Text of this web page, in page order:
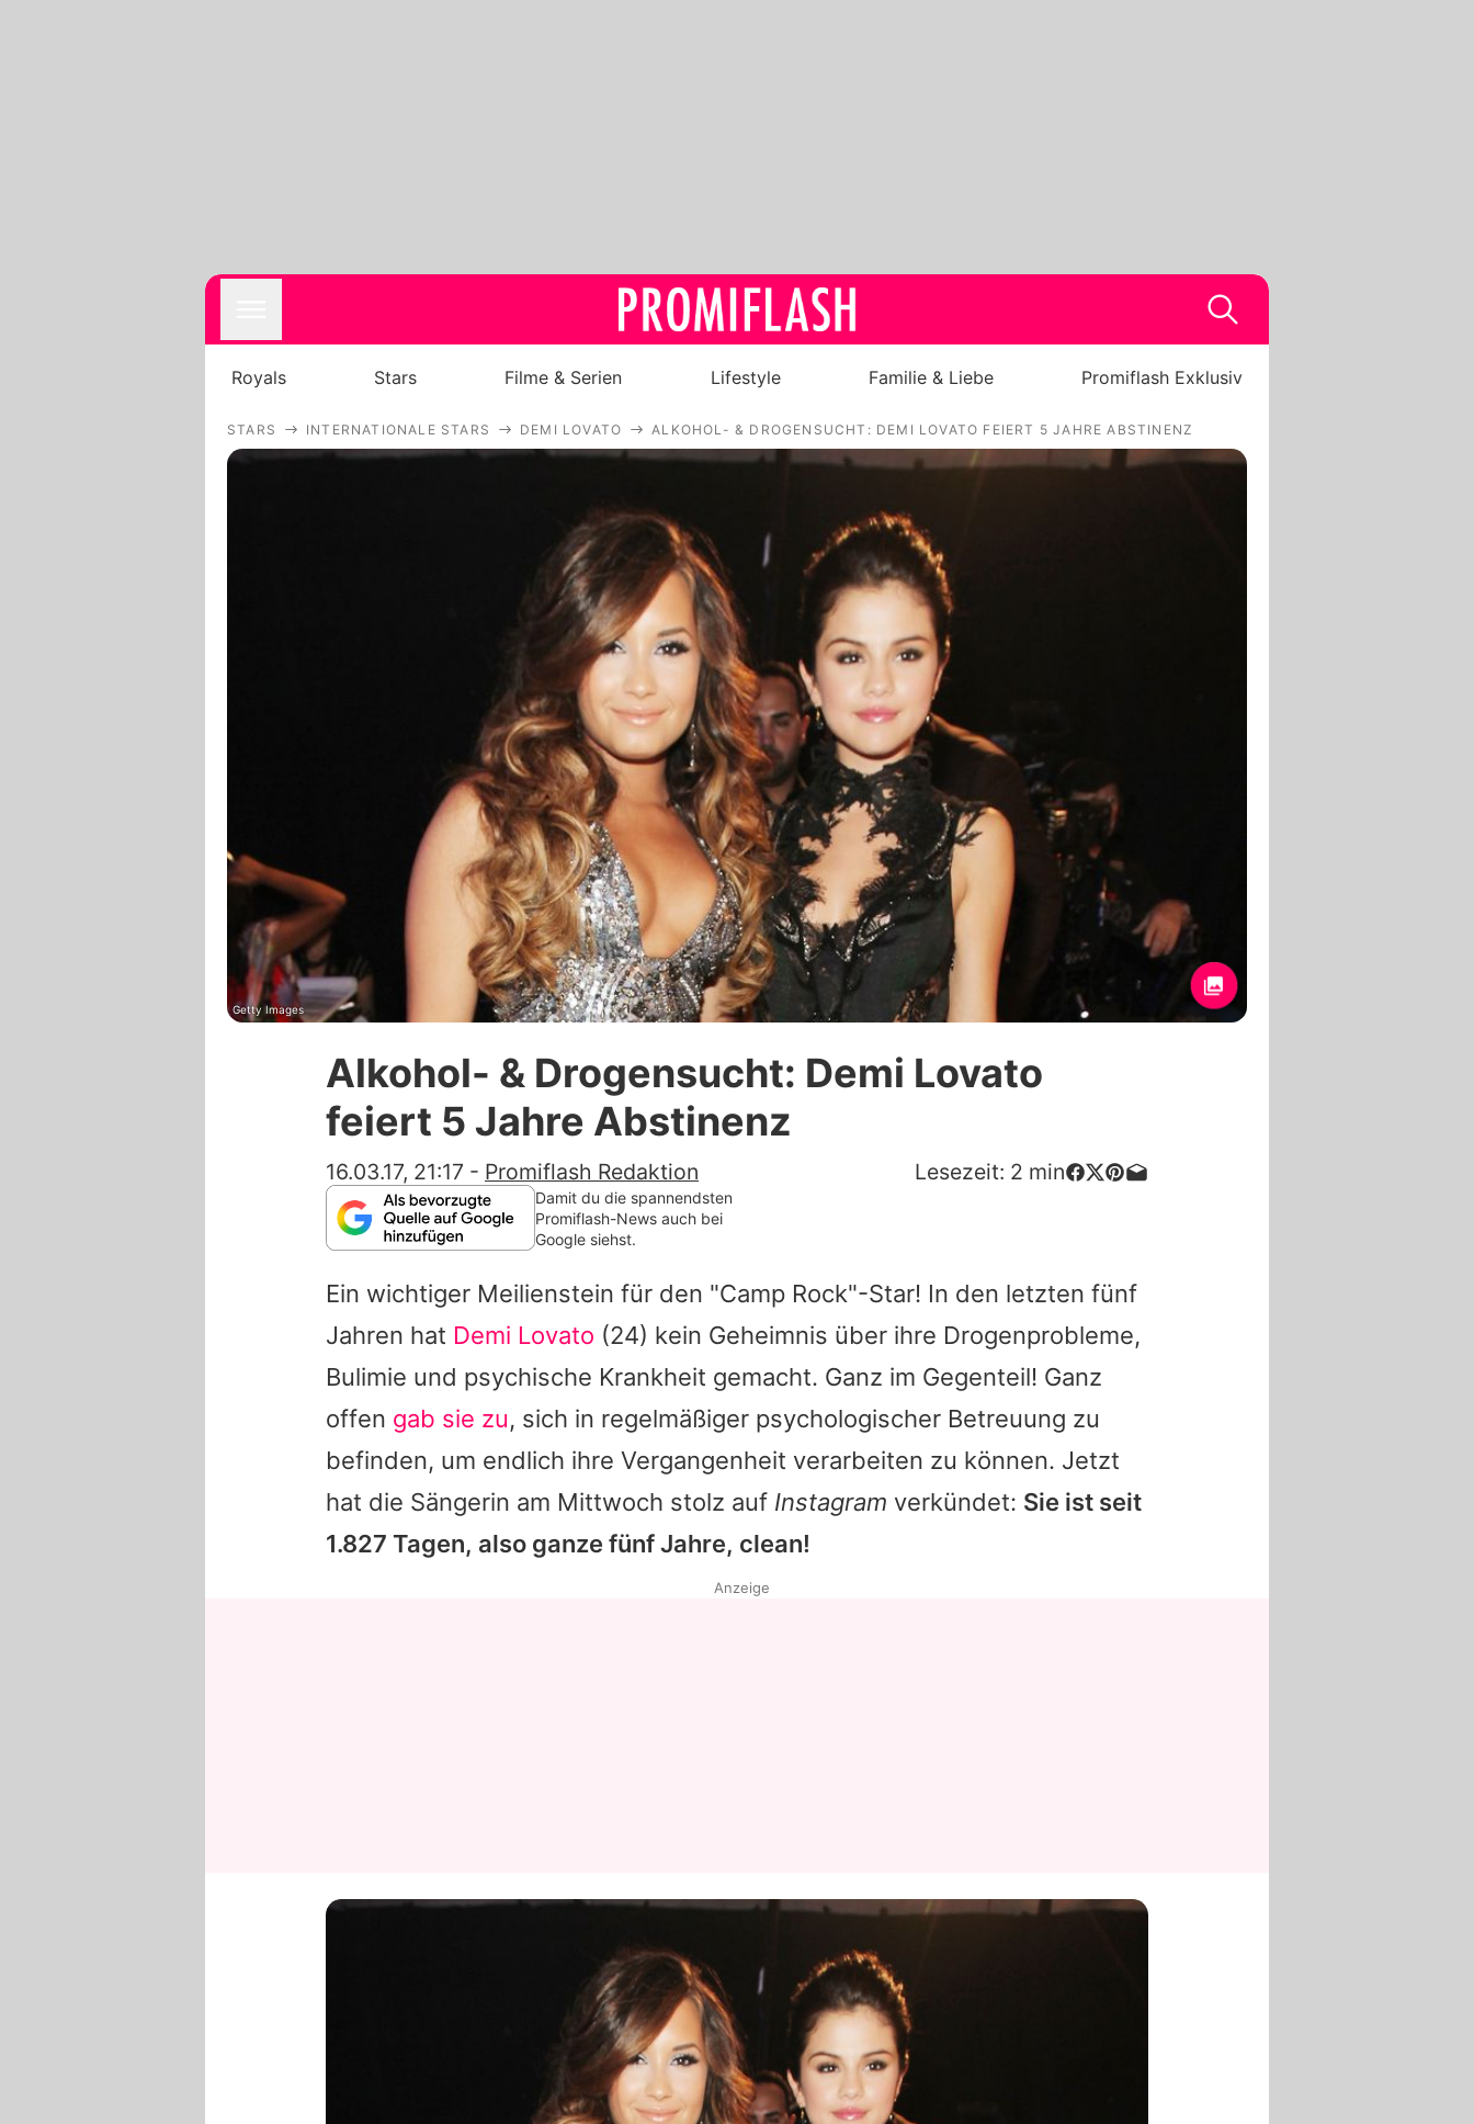
Royals
Filme & Serien
Lifestyle
Familie & Liebe
Promiflash Exklusiv
Alle Themen auf Promiflash
Jobs
App runterladen
Team
Redaktionelle Richtlinien
Impressum
Datenschutzerklärung
Nutzungsbedingungen
Utiq verwalten
Royals Stars Filme & Serien Lifestyle Familie & Liebe Promiflash Exklusiv
STARS INTERNATIONALE STARS DEMI LOVATO ALKOHOL- & DROGENSUCHT: DEMI LOVATO FEIERT 5 JAHRE ABSTINENZ
Getty Images
Alkohol- & Drogensucht: Demi Lovato
feiert 5 Jahre Abstinenz
16.03.17, 21:17 - Promiflash Redaktion Lesezeit: 2 min
Damit du die spannendsten
Promiflash-News auch bei
Google siehst.
Ein wichtiger Meilienstein für den "Camp Rock"-Star! In den letzten fünf
Jahren hat Demi Lovato (24) kein Geheimnis über ihre Drogenprobleme,
Bulimie und psychische Krankheit gemacht. Ganz im Gegenteil! Ganz
offen gab sie zu, sich in regelmäßiger psychologischer Betreuung zu
befinden, um endlich ihre Vergangenheit verarbeiten zu können. Jetzt
hat die Sängerin am Mittwoch stolz auf Instagram verkündet: Sie ist seit
1.827 Tagen, also ganze fünf Jahre, clean!
Anzeige